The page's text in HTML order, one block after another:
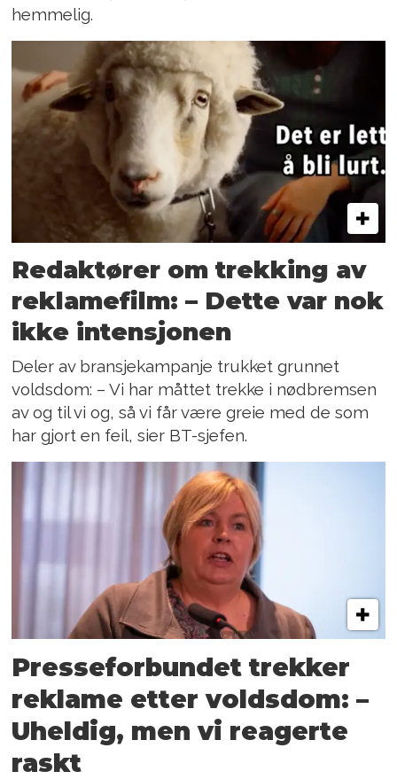
hemmelig.
Redaktører om trekking av
reklamefilm: – Dette var nok
ikke intensjonen
Deler av bransjekampanje trukket grunnet
voldsdom: – Vi har måttet trekke i nødbremsen
av og til vi og, så vi får være greie med de som
har gjort en feil, sier BT-sjefen.
Presseforbundet trekker
reklame etter voldsdom: –
Uheldig, men vi reagerte
raskt